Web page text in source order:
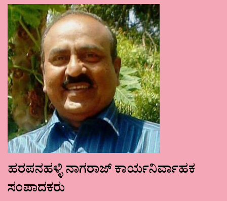
ಹರಪನಹಳ್ಳಿ ನಾಗರಾಜ್ ಕಾರ್ಯನಿರ್ವಾಹಕ
ಸಂಪಾದಕರು